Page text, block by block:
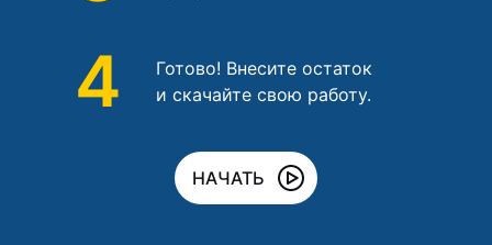
4
Готово! Внесите остаток
и скачайте свою работу.
НАЧАТЬ